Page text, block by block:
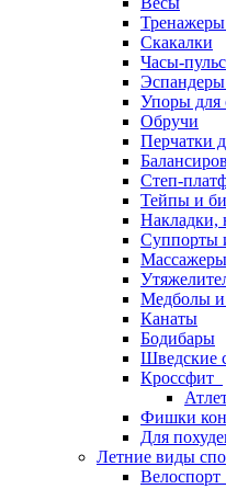
Тренажеры
Скакалки
Часы-
Упоры для
Обручи
Перчатки
Степ-
Тейпы и
Накладки,
Суппорты
Массажеры
Медболы
Канаты
Бодибары
Шведские
Кроссфит
Фишки
Для
Летние виды
Велоспорт